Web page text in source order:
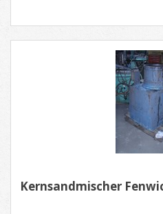
Kernsandmischer